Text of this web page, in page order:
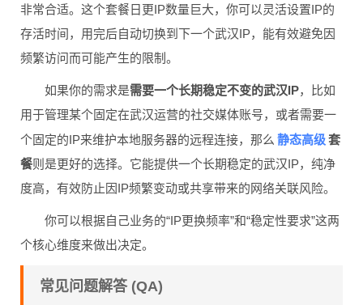
非常合适。这个套餐日更IP数量巨大，你可以灵活设置IP的
存活时间，用完后自动切换到下一个武汉IP，能有效避免因
频繁访问而可能产生的限制。
如果你的需求是需要一个长期稳定不变的武汉IP，比如
用于管理某个固定在武汉运营的社交媒体账号，或者需要一
个固定的IP来维护本地服务器的远程连接，那么 静态高级套
餐则是更好的选择。它能提供一个长期稳定的武汉IP，纯净
度高，有效防止因IP频繁变动或共享带来的网络关联风险。
你可以根据自己业务的“IP更换频率”和“稳定性要求”这两
个核心维度来做出决定。
常见问题解答 (QA)